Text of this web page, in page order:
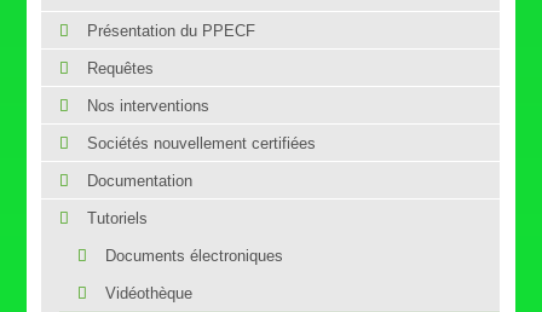
Présentation du PPECF
Requêtes
Nos interventions
Sociétés nouvellement certifiées
Documentation
Tutoriels
Documents électroniques
Vidéothèque